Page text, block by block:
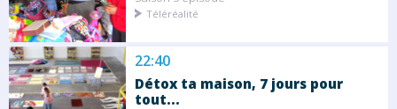
Téléréalité
22:40
Détox ta maison, 7 jours pour
tout...